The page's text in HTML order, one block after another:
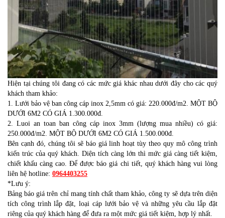
Hiện tại chúng tôi đang có các mức giá khác nhau dưới đây cho các quý
khách tham khảo:
1. Lưới bảo vệ ban công cáp inox 2,5mm có giá: 220.000đ/m2. MỘT BỘ
DƯỚI 6M2 CÓ GIÁ 1.300.000đ.
2. Luoi an toan ban công cáp inox 3mm (lượng mua nhiều) có giá:
250.000đ/m2. MỘT BỘ DƯỚI 6M2 CÓ GIÁ 1.500.000đ.
Bên cạnh đó, chúng tôi sẽ báo giá linh hoạt tùy theo quy mô công trình
kiến trúc của quý khách. Diện tích càng lớn thì mức giá càng tiết kiệm,
chiết khấu càng cao. Để được báo giá chi tiết, quý khách hàng vui lòng
liên hệ hotline: 0964403255
*Lưu ý:
Bảng báo giá trên chỉ mang tính chất tham khảo, công ty sẽ dựa trên diện
tích công trình lắp đặt, loại cáp lưới bảo vệ và những yêu cầu lắp đặt
riêng của quý khách hàng để đưa ra một mức giá tiết kiệm, hợp lý nhất.